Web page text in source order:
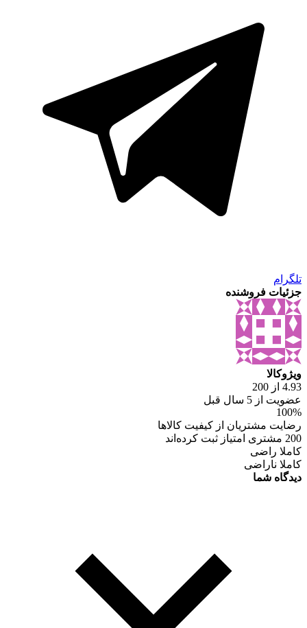
تلگرام
جزئیات فروشنده
ویژوکالا
4.93 از 200
عضویت از 5 سال قبل
100%
رضایت مشتریان از کیفیت کالاها
200 مشتری امتیاز ثبت کرده‌اند
کاملا راضی
کاملا ناراضی
دیدگاه شما